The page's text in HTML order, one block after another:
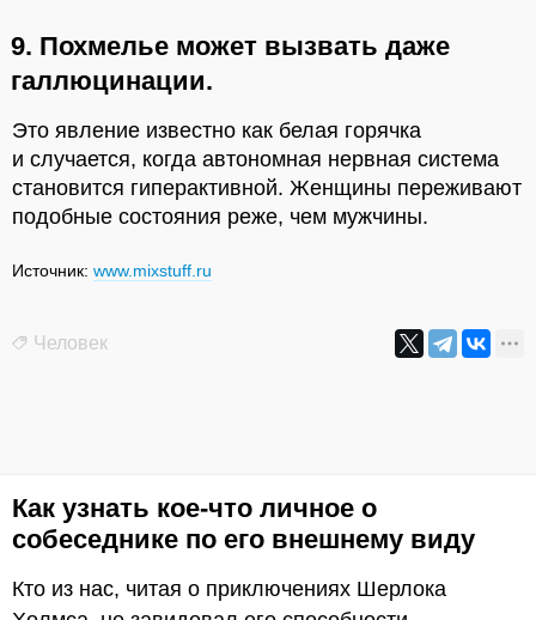
9. Похмелье может вызвать даже
галлюцинации.
Это явление известно как белая горячка
и случается, когда автономная нервная система
становится гиперактивной. Женщины переживают
подобные состояния реже, чем мужчины.
Источник: www.mixstuff.ru
Человек
Как узнать кое-что личное о
собеседнике по его внешнему виду
Кто из нас, читая о приключениях Шерлока